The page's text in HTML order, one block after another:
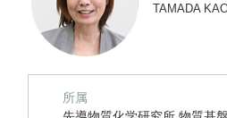
TAMADA
所属